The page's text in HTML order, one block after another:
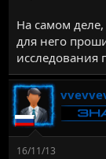
На самом
для него
исследования
16/11/13